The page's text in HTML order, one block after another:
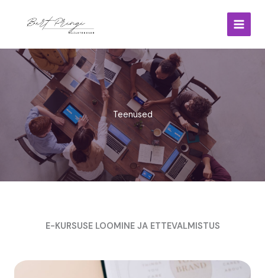
Teenused
E-KURSUSE LOOMINE JA ETTEVALMISTUS